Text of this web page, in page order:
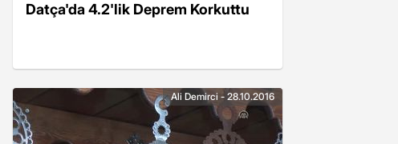
Datça'da 4.2'lik Deprem Korkuttu
Ali Demirci - 28.10.2016